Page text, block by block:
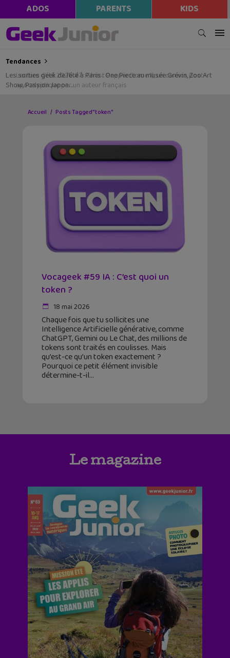
ADOS PARENTS KIDS
Tendances
Les sorties geek de l’été à Paris : One Piece au musée Grévin, Zoo Art
Show, Passion Japon…
Accueil Posts Tagged "token"
Vocageek #59 IA : C’est quoi un
token ?
18 mai 2026
Chaque fois que tu sollicites une
Intelligence Artificielle générative, comme
ChatGPT, Gemini ou Le Chat, des millions de
tokens sont traités en coulisses. Mais
qu’est-ce qu’un token exactement ?
Pourquoi ce petit élément invisible
détermine-t-il
Le magazine